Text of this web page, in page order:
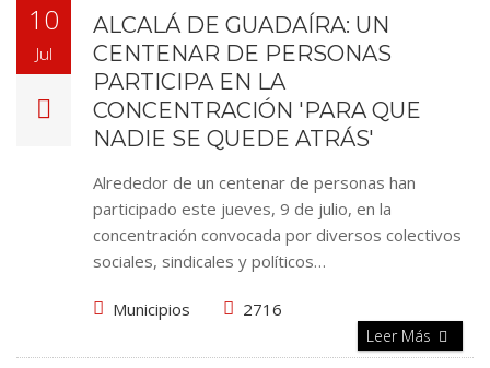
10
Jul
ALCALÁ DE GUADAÍRA: UN
CENTENAR DE PERSONAS
PARTICIPA EN LA
CONCENTRACIÓN 'PARA QUE
NADIE SE QUEDE ATRÁS'
Alrededor de un centenar de personas han
participado este jueves, 9 de julio, en la
concentración convocada por diversos colectivos
sociales, sindicales y políticos…
Municipios 2716
Leer Más